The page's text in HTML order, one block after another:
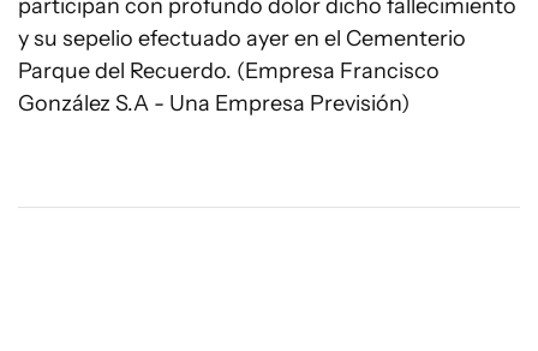
participan con profundo dolor dicho fallecimiento
y su sepelio efectuado ayer en el Cementerio
Parque del Recuerdo. (Empresa Francisco
González S.A - Una Empresa Previsión)